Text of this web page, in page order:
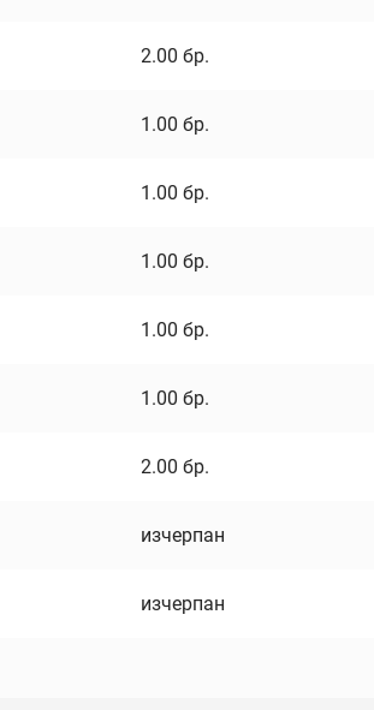
2.00 бр.
1.00 бр.
1.00 бр.
1.00 бр.
1.00 бр.
1.00 бр.
2.00 бр.
изчерпан
изчерпан